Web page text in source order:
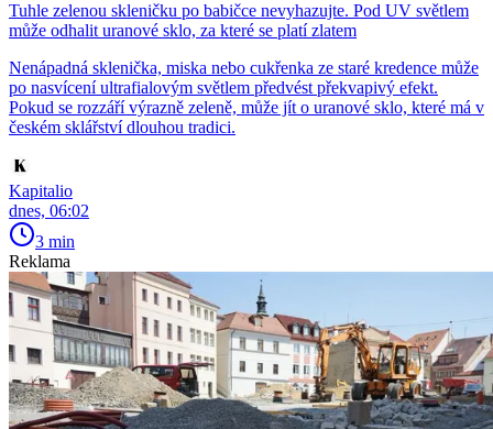
Tuhle zelenou skleničku po babičce nevyhazujte. Pod UV světlem
může odhalit uranové sklo, za které se platí zlatem
Nenápadná sklenička, miska nebo cukřenka ze staré kredence může
po nasvícení ultrafialovým světlem předvést překvapivý efekt.
Pokud se rozzáří výrazně zeleně, může jít o uranové sklo, které má v
českém sklářství dlouhou tradici.
Kapitalio
dnes, 06:02
3 min
Reklama